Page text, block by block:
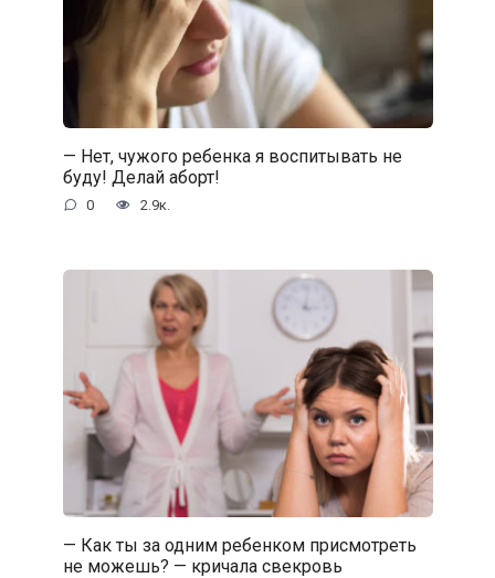
— Нет, чужого ребенка я воспитывать не
буду! Делай аборт!
0 2.9к.
— Как ты за одним ребенком присмотреть
не можешь? — кричала свекровь